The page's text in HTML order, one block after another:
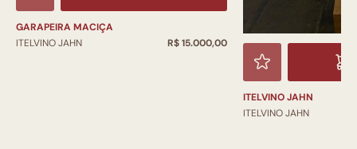
GARAPEIRA MACIÇA
ITELVINO JAHN
R$ 15.000,00
ITELVINO JAHN
ITELVINO JAHN